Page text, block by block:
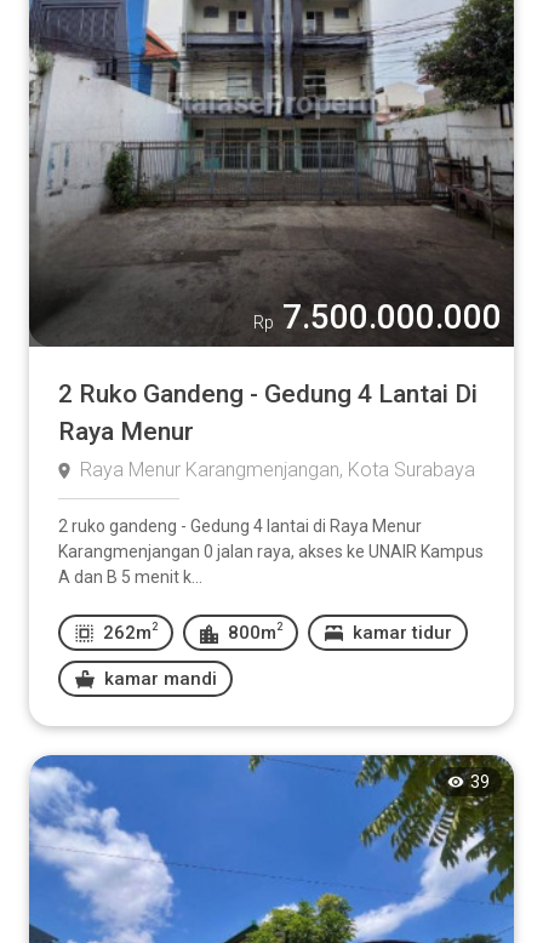
Rp 7.500.000.000
2 Ruko Gandeng - Gedung 4 Lantai Di
Raya Menur
Raya Menur Karangmenjangan, Kota Surabaya
2 ruko gandeng - Gedung 4 lantai di Raya Menur
Karangmenjangan 0 jalan raya, akses ke UNAIR Kampus
A dan B 5 menit k...
262m 2 800m 2 kamar tidur
kamar mandi
39